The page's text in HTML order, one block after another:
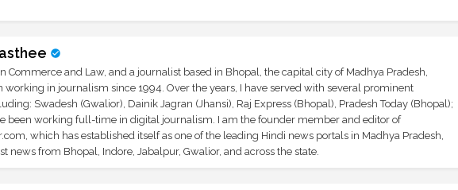
Commerce and Law, and a journalist based in Bhopal, the capital city of Madhya Pradesh,
working in journalism since 1994. Over the years, I have served with several prominent
Swadesh (Gwalior), Dainik Jagran (Jhansi), Raj Express (Bhopal), Pradesh Today (Bhopal);
been working full-time in digital journalism. I am the founder member and editor of
which has established itself as one of the leading Hindi news portals in Madhya Pradesh,
news from Bhopal, Indore, Jabalpur, Gwalior, and across the state.